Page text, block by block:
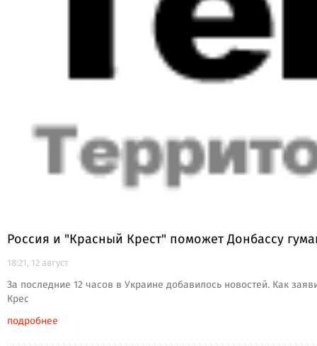
Россия и "Красный Крест" поможет Донбассу
18:21, 12 август
За последние 12 часов в Украине добавилось новостей. Как
Крес
подробнее